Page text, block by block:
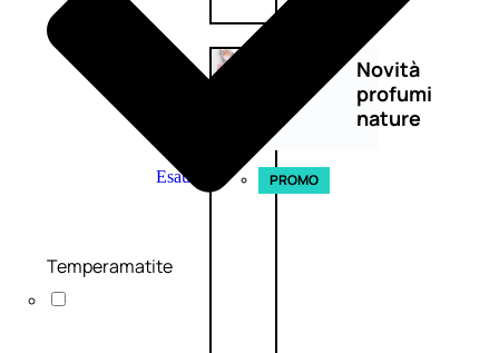
Novità
profumi
nature
Esaurito PROMO
Temperamatite